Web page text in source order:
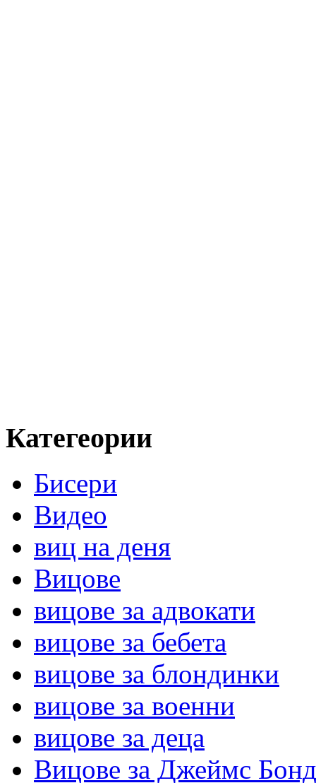
Категеории
Бисери
Видео
виц на деня
Вицове
вицове за адвокати
вицове за бебета
вицове за блондинки
вицове за военни
вицове за деца
Вицове за Джеймс Бонд